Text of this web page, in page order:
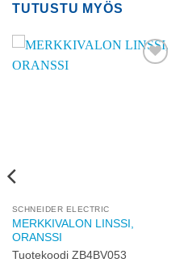
TUTUSTU MYÖS
SCHNEIDER ELECTRIC
MERKKIVALON LINSSI,
ORANSSI
Tuotekoodi ZB4BV053